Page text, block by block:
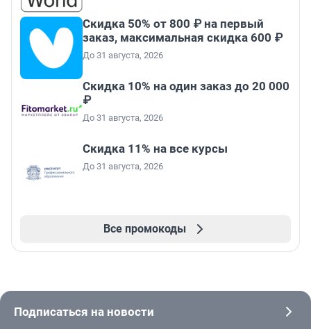
Скидка 50% от 800 ₽ на первый
заказ, максимальная скидка 600 ₽
До 31 августа, 2026
Скидка 10% на один заказ до 20 000
₽
До 31 августа, 2026
Скидка 11% на все курсы
До 31 августа, 2026
Все промокоды
Подписаться на новости